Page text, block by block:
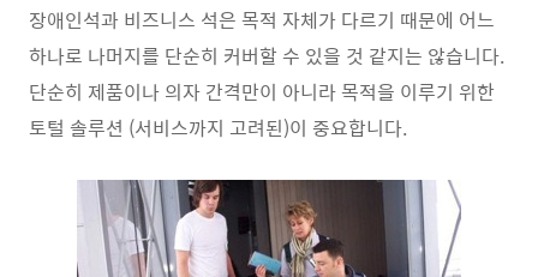
장애인석과 비즈니스 석은 목적 자체가 다르기 때문에 어느
하나로 나머지를 단순히 커버할 수 있을 것 같지는 않습니다.
단순히 제품이나 의자 간격만이 아니라 목적을 이루기 위한
토털 솔루션 (서비스까지 고려된)이 중요합니다.